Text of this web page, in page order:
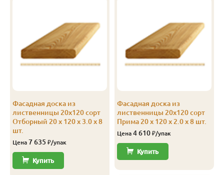
Фасадная доска из
лиственницы 20х120 сорт
Отборный 20 x 120 x 3.0 x 8
шт.
Цена 7 635 ₽/упак
Купить
Фасадная доска из
лиственницы 20х120 сорт
Прима 20 x 120 x 2.0 x 8 шт.
Цена 4 610 ₽/упак
Купить